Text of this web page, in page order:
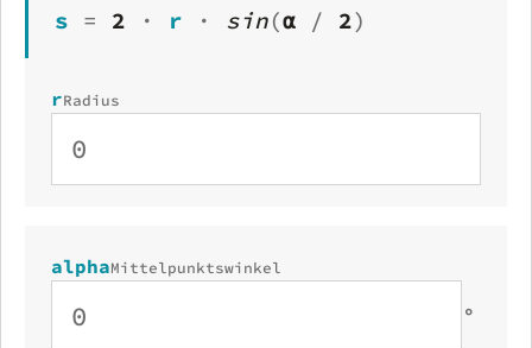
s = 2 · r · sin(α / 2)
rRadius
alphaMittelpunktswinkel
°